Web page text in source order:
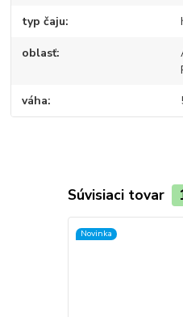
typ čaju
oblasť
váha
Súvisiaci tovar
Novinka